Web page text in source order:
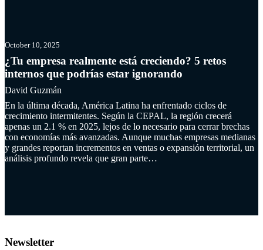
October 10, 2025
¿Tu empresa realmente está creciendo? 5 retos
internos que podrías estar ignorando
David Guzmán
En la última década, América Latina ha enfrentado ciclos de
crecimiento intermitentes. Según la CEPAL, la región crecerá
apenas un 2.1 % en 2025, lejos de lo necesario para cerrar brechas
con economías más avanzadas. Aunque muchas empresas medianas
y grandes reportan incrementos en ventas o expansión territorial, un
análisis profundo revela que gran parte…
Newsletter